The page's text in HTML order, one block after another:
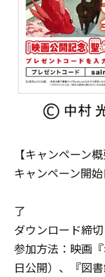
【キャンペーン概
キャンペーン開
※リーフ
了
ダウンロード締
参加方法：映画
日公開）、『図